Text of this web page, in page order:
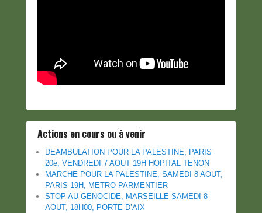
Actions en cours ou à venir
DEAMBULATION POUR LA PALESTINE, PARIS
20e, VENDREDI 7 AOUT 19H HOPITAL TENON
MARCHE POUR LA PALESTINE, SAMEDI 8 AOUT,
PARIS 19H, METRO PARMENTIER
STOP AU GENOCIDE, MARSEILLE SAMEDI 8
AOUT, 18H00, PORTE D’AIX